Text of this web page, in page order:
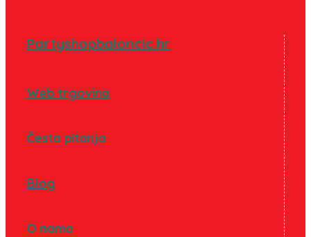
Partyshopbaloncic.hr
Web trgovina
Česta pitanja
Blog
O nama